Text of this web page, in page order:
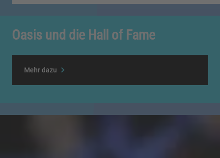
Oasis und die Hall of Fame
Mehr dazu